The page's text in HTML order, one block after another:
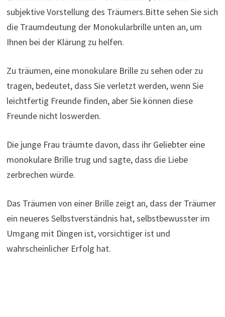
subjektive Vorstellung des Träumers.Bitte sehen Sie sich
die Traumdeutung der Monokularbrille unten an, um
Ihnen bei der Klärung zu helfen.
Zu träumen, eine monokulare Brille zu sehen oder zu
tragen, bedeutet, dass Sie verletzt werden, wenn Sie
leichtfertig Freunde finden, aber Sie können diese
Freunde nicht loswerden.
Die junge Frau träumte davon, dass ihr Geliebter eine
monokulare Brille trug und sagte, dass die Liebe
zerbrechen würde.
Das Träumen von einer Brille zeigt an, dass der Träumer
ein neueres Selbstverständnis hat, selbstbewusster im
Umgang mit Dingen ist, vorsichtiger ist und
wahrscheinlicher Erfolg hat.